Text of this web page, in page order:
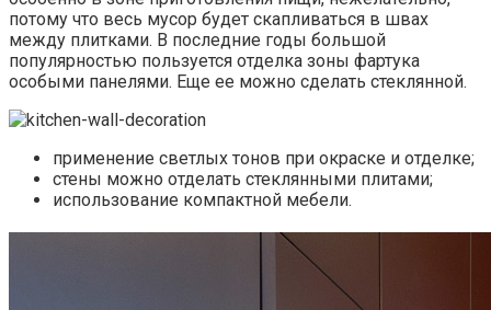
потому что весь мусор будет скапливаться в швах
между плитками. В последние годы большой
популярностью пользуется отделка зоны фартука
особыми панелями. Еще ее можно сделать стеклянной.
применение светлых тонов при окраске и отделке;
стены можно отделать стеклянными плитами;
использование компактной мебели.